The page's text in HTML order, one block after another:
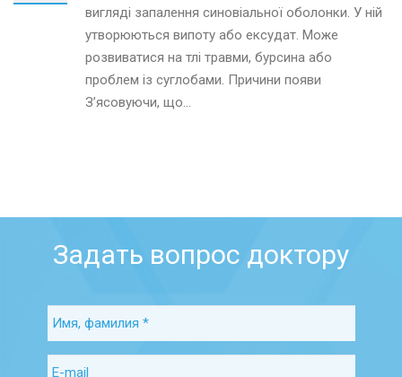
вигляді запалення синовіальної оболонки. У ній
утворюються випоту або ексудат. Може
розвиватися на тлі травми, бурсина або
проблем із суглобами. Причини появи
З’ясовуючи, що...
Задать вопрос доктору